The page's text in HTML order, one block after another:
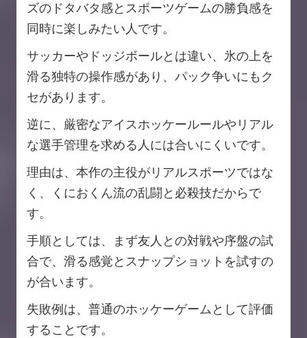
ズのドタバタ感とスポーツゲームの勝負感を
同時に楽しみたい人です。
サッカーやドッジボールとは違い、氷の上を
滑る独特の操作感があり、パック争いにもク
セがあります。
逆に、厳密なアイスホッケールールやリアル
な選手管理を求める人には合いにくいです。
理由は、本作の主役がリアルスポーツではな
く、くにおくん流の乱闘と必殺技だからで
す。
手順としては、まず友人との対戦や序盤の試
合で、滑る感覚とスナップショットを試すの
が合います。
失敗例は、普通のホッケーゲームとして評価
することです。